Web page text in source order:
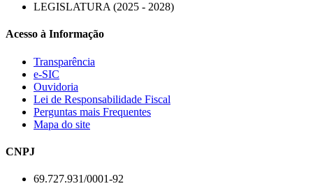
LEGISLATURA (2025 - 2028)
Acesso à Informação
Transparência
e-SIC
Ouvidoria
Lei de Responsabilidade Fiscal
Perguntas mais Frequentes
Mapa do site
CNPJ
69.727.931/0001-92